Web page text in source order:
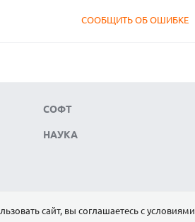
СООБЩИТЬ ОБ ОШИБКЕ
СОФТ
НАУКА
сайт, вы соглашаетесь с условиями